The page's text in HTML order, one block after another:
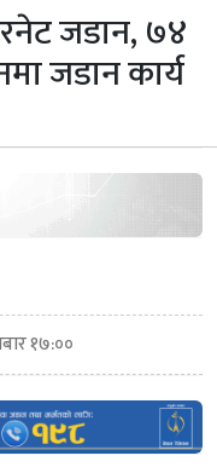
जडान, ७४
जडान कार्य
१७:००